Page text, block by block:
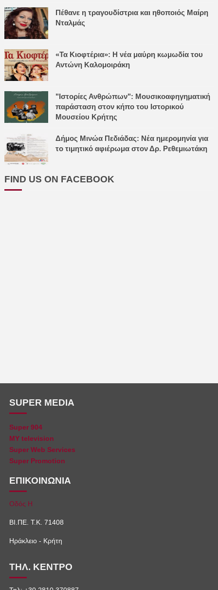
Πέθανε η τραγουδίστρια και ηθοποιός Μαίρη
Νταλμάς
«Τα Κιοφτέρια»: Η νέα μαύρη κωμωδία του
Αντώνη Καλομοιράκη
"Ιστορίες Ανθρώπων": Μουσικοαφηγηματική
παράσταση στον κήπο του Ιστορικού
Μουσείου Κρήτης
Δήμος Μινώα Πεδιάδας: Νέα ημερομηνία για
το τιμητικό αφιέρωμα στον Δρ. Ρεθεμιωτάκη
FIND US ON FACEBOOK
SUPER MEDIA
Super 904
MY television
Super Web Services
Super Promotion
ΕΠΙΚΟΙΝΩΝΙΑ
Οδός Η
ΒΙ.ΠΕ. Τ.Κ. 71408
Ηράκλειο - Κρήτη
ΤΗΛ. ΚΕΝΤΡΟ